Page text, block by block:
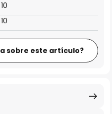
10
10
sobre este artículo?